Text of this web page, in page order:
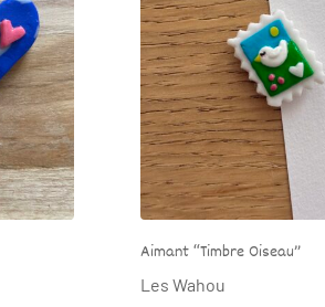
Aimant “Rêverie”
Les Wahou